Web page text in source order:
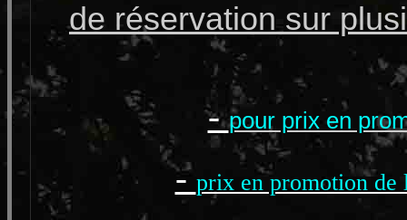
de réservation sur
-pour prix en
-prix en promotion de